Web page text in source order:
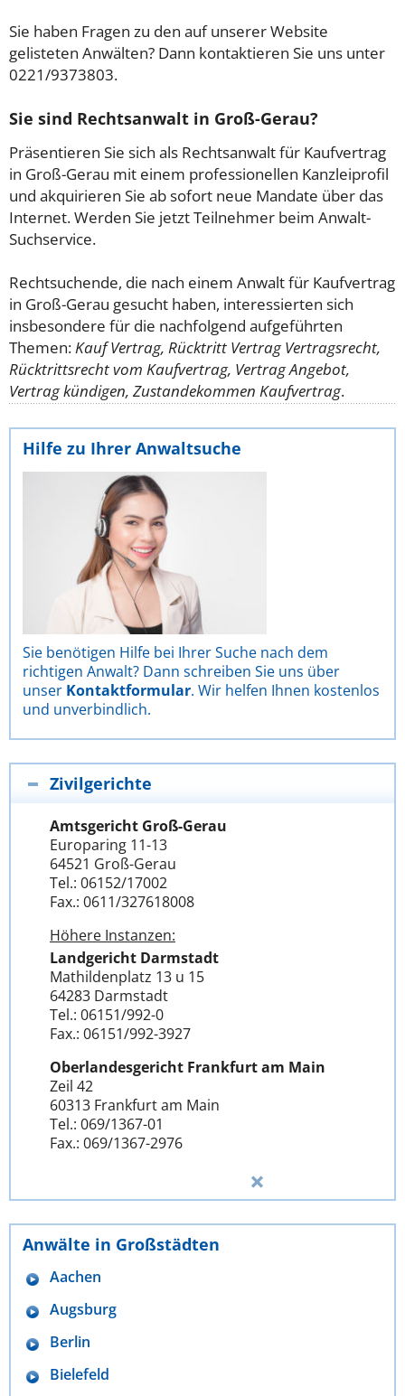
Sie haben Fragen zu den auf unserer Website
gelisteten Anwälten? Dann kontaktieren Sie uns unter
0221/9373803.
Sie sind Rechtsanwalt in Groß-Gerau?
Präsentieren Sie sich als Rechtsanwalt für Kaufvertrag
in Groß-Gerau mit einem professionellen Kanzleiprofil
und akquirieren Sie ab sofort neue Mandate über das
Internet. Werden Sie jetzt Teilnehmer beim Anwalt-
Suchservice.
Rechtsuchende, die nach einem Anwalt für Kaufvertrag
in Groß-Gerau gesucht haben, interessierten sich
insbesondere für die nachfolgend aufgeführten
Themen:Kauf Vertrag, Rücktritt Vertrag Vertragsrecht,
Rücktrittsrecht vom Kaufvertrag, Vertrag Angebot,
Vertrag kündigen, Zustandekommen Kaufvertrag.
Hilfe zu Ihrer Anwaltsuche
Sie benötigen Hilfe bei Ihrer Suche nach dem
richtigen Anwalt? Dann schreiben Sie uns über
unser Kontaktformular. Wir helfen Ihnen kostenlos
und unverbindlich.
Zivilgerichte
Amtsgericht Groß-Gerau
Europaring 11-13
64521 Groß-Gerau
Tel.: 06152/17002
Fax.: 0611/327618008
Höhere Instanzen:
Landgericht Darmstadt
Mathildenplatz 13 u 15
64283 Darmstadt
Tel.: 06151/992-0
Fax.: 06151/992-3927
Oberlandesgericht Frankfurt am Main
Zeil 42
60313 Frankfurt am Main
Tel.: 069/1367-01
Fax.: 069/1367-2976
Anwälte in Großstädten
Aachen
Augsburg
Berlin
Bielefeld